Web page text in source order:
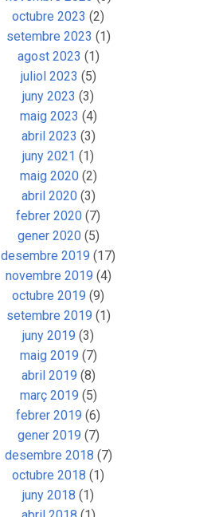
octubre 2023 (2)
setembre 2023 (1)
agost 2023 (1)
juliol 2023 (5)
juny 2023 (3)
maig 2023 (4)
abril 2023 (3)
juny 2021 (1)
maig 2020(2)
abril 2020(3)
febrer 2020 (7)
gener 2020(5)
desembre 2019 (17)
novembre 2019 (4)
octubre 2019 (9)
setembre 2019 (1)
juny 2019 (3)
maig 2019 (7)
abril 2019 (8)
març 2019 (5)
febrer 2019 (6)
gener 2019 (7)
desembre 2018 (7)
octubre 2018 (1)
juny 2018 (1)